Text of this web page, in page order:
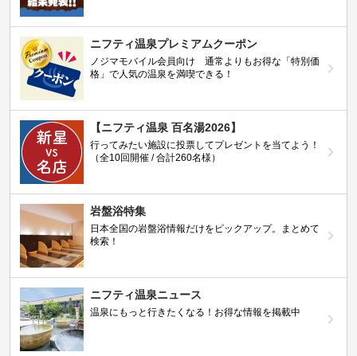
ニフティ温泉プレミアムクーポン
ノジマモバイル会員向け 通常よりもお得な「特別価
格」で人気の温泉を満喫できる！
【ニフティ温泉 百名湯2026】
行ってみたい施設に投票してプレゼントを当てよう！
（全10回開催 / 合計260名様）
岩盤浴特集
日本全国の岩盤浴情報だけをピックアップ。まとめて
検索！
ニフティ温泉ニュース
温泉にもっと行きたくなる！お得な情報を掲載中